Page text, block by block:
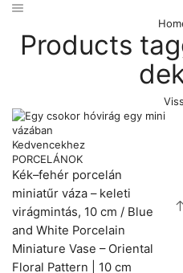
Products
Kedvencekhez
PORCELÁNOK
Kék–fehér porcelán
miniatűr váza – keleti
virágmintás, 10 cm / Blue
and White Porcelain
Miniature Vase – Oriental
Floral Pattern | 10 cm